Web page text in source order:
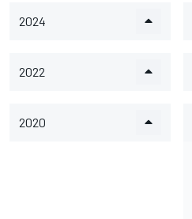
2024
2022
2020